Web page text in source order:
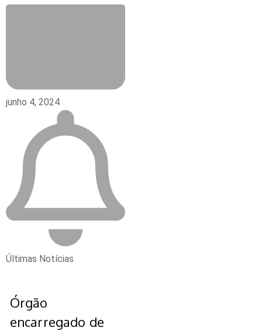
junho 4, 2024
Últimas Notícias
Órgão
encarregado de